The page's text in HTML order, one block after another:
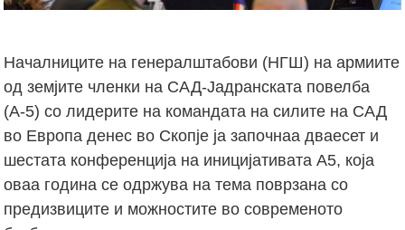
Началниците на генералштабови (НГШ) на армиите
од земјите членки на САД-Јадранската повелба
(А-5) со лидерите на командата на силите на САД
во Европа денес во Скопје ја започнаа дваесет и
шестата конференција на иницијативата А5, која
оваа година се одржува на тема поврзана со
предизвиците и можностите во современото